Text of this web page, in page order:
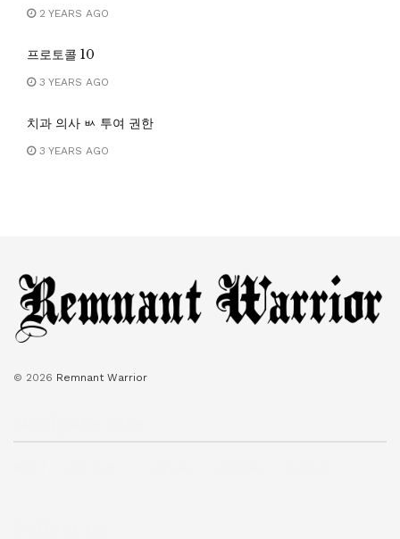
2 YEARS AGO
프로토콜 10
3 YEARS AGO
치과 의사 ㅄ 투여 권한
3 YEARS AGO
© 2026 Remnant Warrior